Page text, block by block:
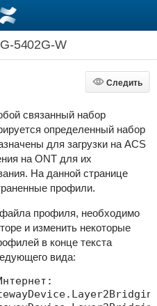
5402G-W
Следить
Следить
связанный набор
определенный набор
для загрузки на ACS
на ONT для их
На данной странице
профили.
файла профиля, необходимо
и изменить некоторые
в конце текста
вида: